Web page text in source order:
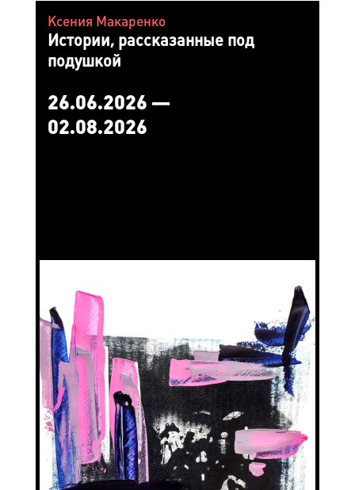
Ксения Макаренко
Истории, рассказанные под
подушкой
26.06.2026 —
02.08.2026